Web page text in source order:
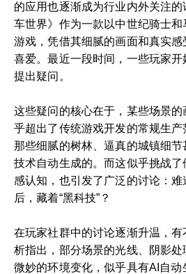
的应用也逐渐成为行业内外关注
车世界》作为一款以中世纪骑士
游戏，凭借其细腻的画面和真实
喜爱。最近一段时间，一些玩家
提出疑问。
这些疑问的核心在于，某些场景
乎超出了传统游戏开发的常规生产
那些细腻的树林、逼真的城镇细节
技术自动生成的。而这似乎挑战
感认知，也引发了广泛的讨论：
后，藏着“黑科技”？
在玩家社群中的讨论逐渐升温，
析指出，部分场景的光线、阴影
微妙的环境变化，似乎具有AI自动